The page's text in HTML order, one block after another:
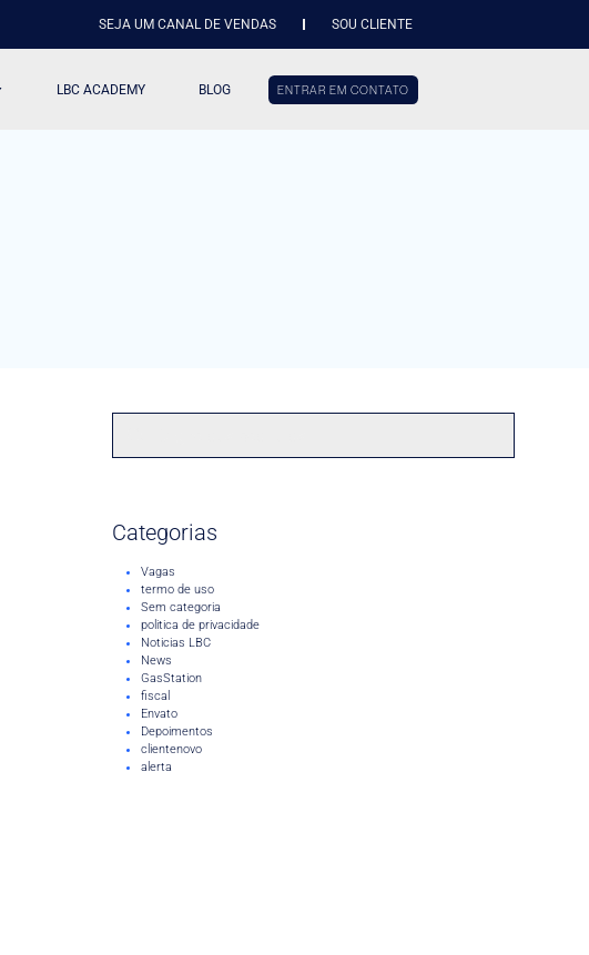
SEJA UM CANAL DE VENDAS SOU CLIENTE
LBC ACADEMY BLOG ENTRAR EM CONTATO
Categorias
Vagas
termo de uso
Sem categoria
politica de privacidade
Noticias LBC
News
GasStation
fiscal
Envato
Depoimentos
clientenovo
alerta